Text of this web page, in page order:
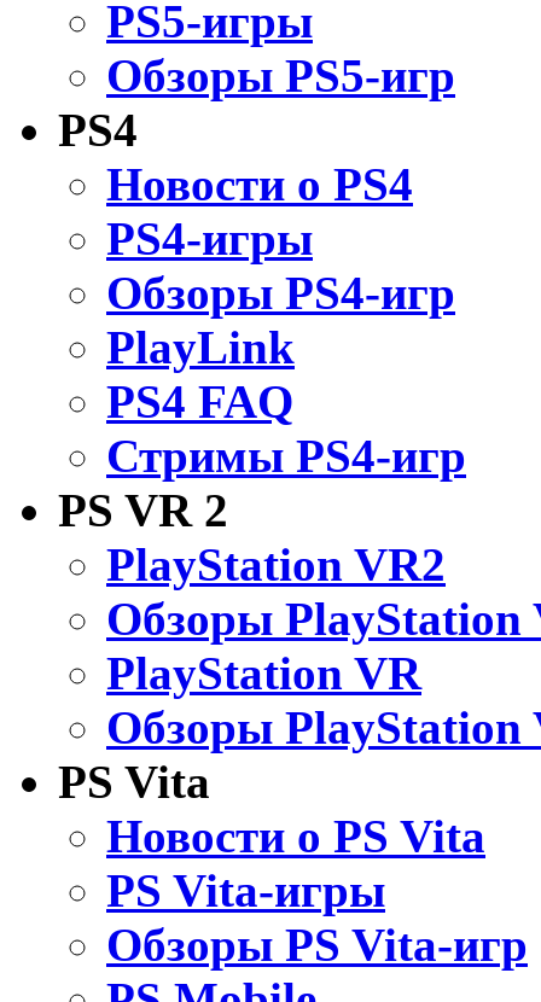
PS5-игры
Обзоры PS5-игр
PS4
Новости о PS4
PS4-игры
Обзоры PS4-игр
PlayLink
PS4 FAQ
Стримы PS4-игр
PS VR 2
PlayStation VR2
Обзоры PlayStation
PlayStation VR
Обзоры PlayStation
PS Vita
Новости о PS Vita
PS Vita-игры
Обзоры PS Vita-игр